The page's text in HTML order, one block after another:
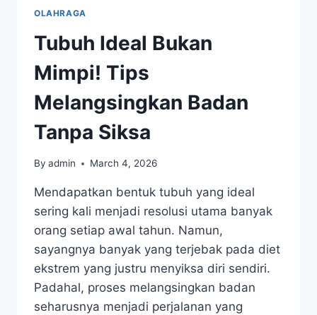
OLAHRAGA
Tubuh Ideal Bukan
Mimpi! Tips
Melangsingkan Badan
Tanpa Siksa
By admin March 4, 2026
Mendapatkan bentuk tubuh yang ideal
sering kali menjadi resolusi utama banyak
orang setiap awal tahun. Namun,
sayangnya banyak yang terjebak pada diet
ekstrem yang justru menyiksa diri sendiri.
Padahal, proses melangsingkan badan
seharusnya menjadi perjalanan yang